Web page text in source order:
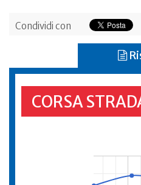
Condividi con
CORSA